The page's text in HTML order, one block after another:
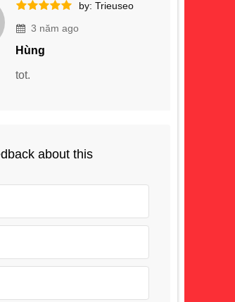
by: Trieuseo
3 năm ago
Hùng
tot.
about this